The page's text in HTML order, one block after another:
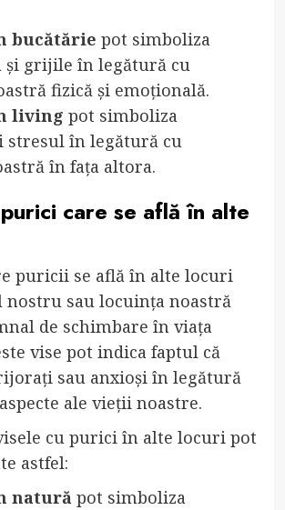
bucătărie pot simboliza
grijile în legătură cu
fizică și emoțională.
living pot simboliza
stresul în legătură cu
în fața altora.
care se află în alte
puricii se află în alte locuri
nostru sau locuința noastră
de schimbare în viața
vise pot indica faptul că
sau anxioși în legătură
ale vieții noastre.
cu purici în alte locuri pot
astfel:
natură pot simboliza